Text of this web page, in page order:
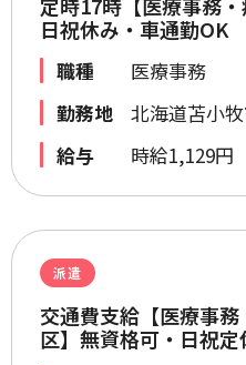
日祝休み・車通勤OK
職種
医療事務
勤務地
北海道苫小
給与
時給1,129円
派遣
交通費支給【医療事
区】無資格可・日祝定